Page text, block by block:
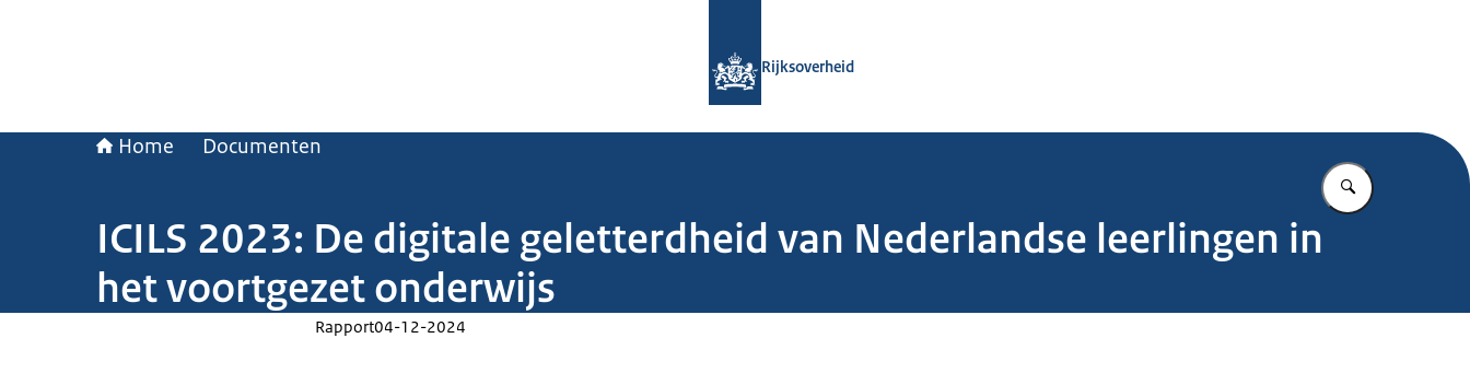
Rijksoverheid
Home Documenten
Vul in wat u
ICILS 2023: De digitale geletterdheid van Nederlandse leerlingen in
het voortgezet onderwijs
Rapport04-12-2024